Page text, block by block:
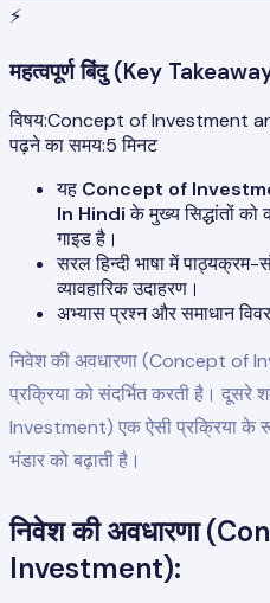
⚡
महत्वपूर्ण बिंदु (Key
विषय:Concept of Investment
पढ़ने का समय:5मिनट
यह Concept of
In Hindiके मुख्य सिद्धांतों
गाइड है।
सरल हिन्दी भाषा में
व्यावहारिक उदाहरण।
अभ्यास प्रश्न और समाधान
निवेश की अवधारणा (Concept of
प्रक्रिया को संदर्भित करती है।
Investment) एक ऐसी प्रक्रिया के
भंडार को बढ़ाती है।
निवेश की अवधारणा
Investment):